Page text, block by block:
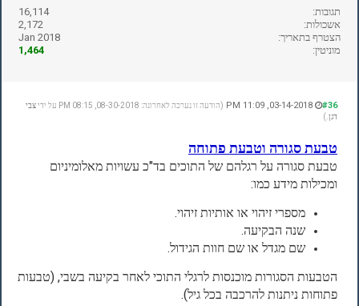
תגובות:
16,114
אשכולות:
2,172
הצטרף בתאריך:
Jan 2018
מוניטין:
1,464
#36 (הודעה זו נערכה לאחרונה: 08-30-2018, 08:15 PM על ידי
צבי
דגן .)
טבעת סגורה וטבעת פתוחה
טבעת סגורה על רגלהם של התוכים בד"כ עשויות מאלומיניום
ומכילות מידע כמו:
מספרי זיהוי או אותיות זיהוי.
שנה הבקיעה.
שם מגדל או שם חוות הגידול.
הטבעות הסגורות מוכנסות לרגלי התוכי לאחר בקיעה בשבי, (טבעות
פתוחות ניתנות להרכבה בכל גיל).